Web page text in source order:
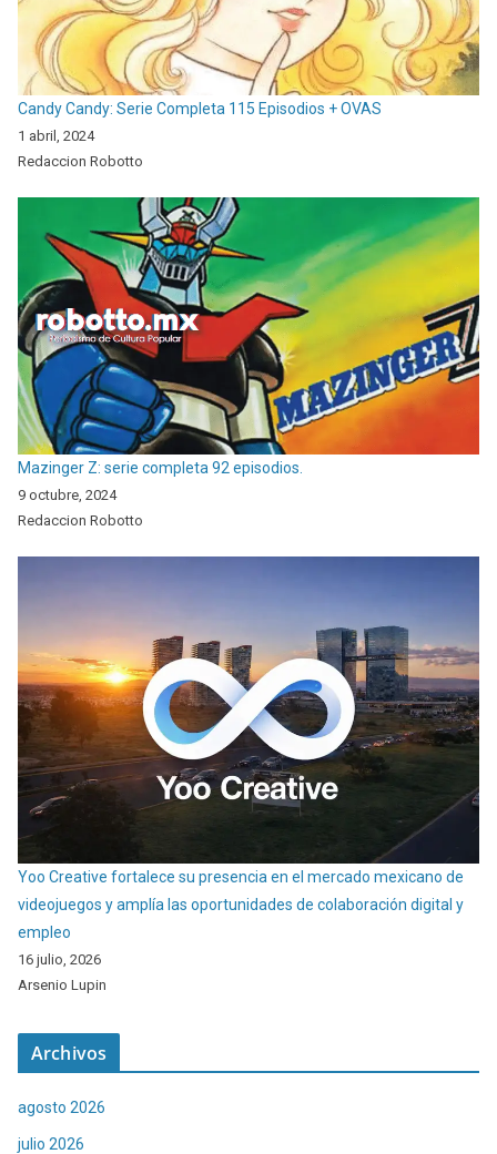
Candy Candy: Serie Completa 115 Episodios + OVAS
1 abril, 2024
Redaccion Robotto
Mazinger Z: serie completa 92 episodios.
9 octubre, 2024
Redaccion Robotto
Yoo Creative fortalece su presencia en el mercado mexicano de
videojuegos y amplía las oportunidades de colaboración digital y
empleo
16 julio, 2026
Arsenio Lupin
Archivos
agosto 2026
julio 2026